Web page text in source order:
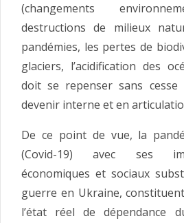
(changements
destructions de milieux
pandémies, les pertes de
glaciers, l’acidification des
doit se repenser sans
devenir interne et en
De ce point de vue, la
(Covid-19) avec ses
économiques et sociaux
guerre en Ukraine,
l’état réel de dépendance